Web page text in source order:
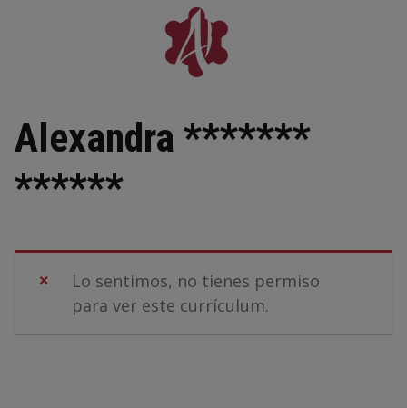
Alexandra *******
******
Lo sentimos, no tienes permiso
para ver este currículum.